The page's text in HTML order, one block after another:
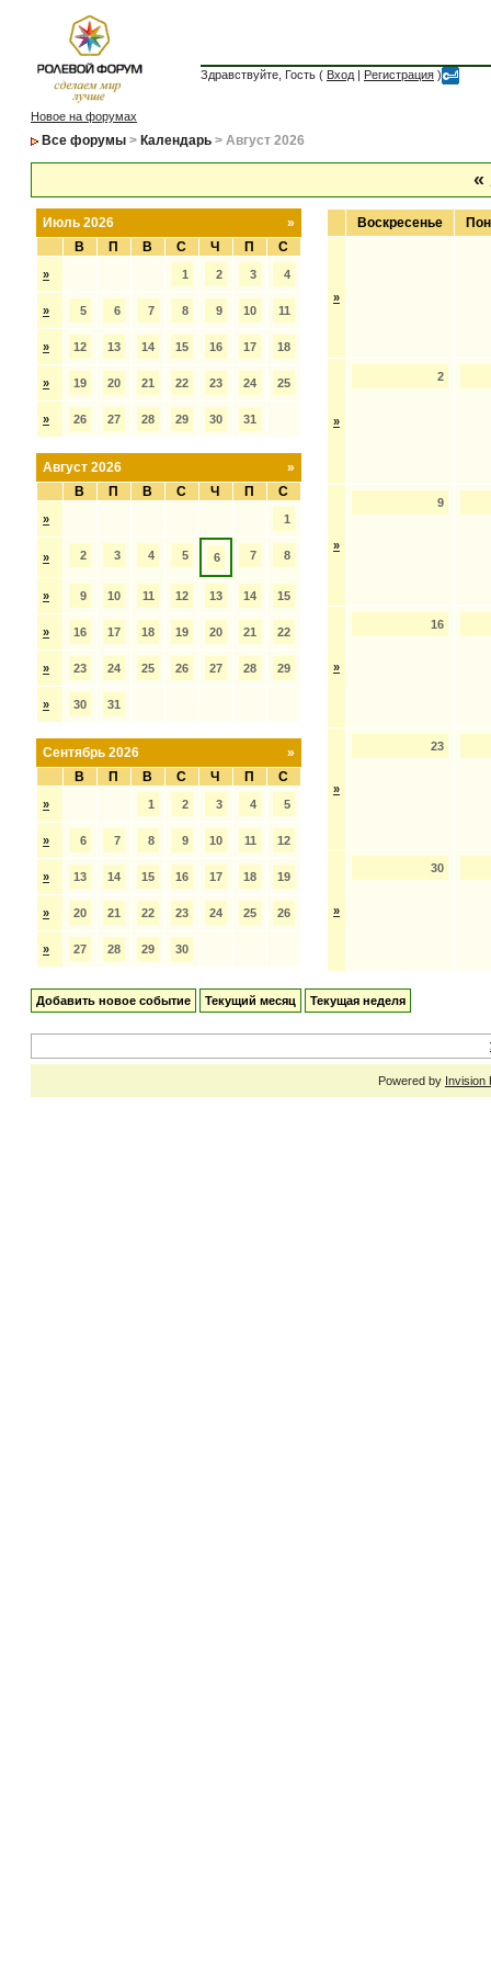
Здравствуйте, Гость ( Вход | Регистрация )
Новое на форумах
Все форумы > Календарь > Август 2026
«
»
Июль 2026
В
П В С Ч П С
» 1 2 3 4
» 5 6 7 8 9 10 11
» 12 13 14 15 16 17 18
» 19 20 21 22 23 24 25
» 26 27 28 29 30 31
»
Август 2026
В
П В С Ч П С
» 1
» 2 3 4 5 6 7 8
» 9 10 11 12 13 14 15
» 16 17 18 19 20 21 22
» 23 24 25 26 27 28 29
» 30 31
»
Сентябрь 2026
В
П В С Ч П С
» 1 2 3 4 5
» 6 7 8 9 10 11 12
» 13 14 15 16 17 18 19
» 20 21 22 23 24 25 26
» 27 28 29 30
Воскресенье
»
»
2
»
9
»
16
»
23
»
30
Добавить новое событие Текущий месяц Текущая неделя
Powered by Invision